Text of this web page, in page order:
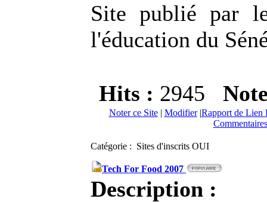
Site publié par
l'éducation du
Hits : 2945
Noter ce Site| Modifier|Rapport de Lien
Catégorie : Sites d'inscrits OUI
Tech For Food 2007
Description :